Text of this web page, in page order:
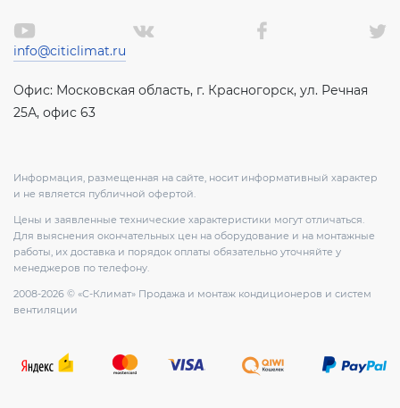
info@citiclimat.ru
Офис: Московская область, г. Красногорск, ул. Речная
25А, офис 63
Информация, размещенная на сайте, носит информативный характер
и не является публичной офертой.
Цены и заявленные технические характеристики могут отличаться.
Для выяснения окончательных цен на оборудование и на монтажные
работы, их доставка и порядок оплаты обязательно уточняйте у
менеджеров по телефону.
2008-2026 © «С-Климат» Продажа и монтаж кондиционеров и систем
вентиляции